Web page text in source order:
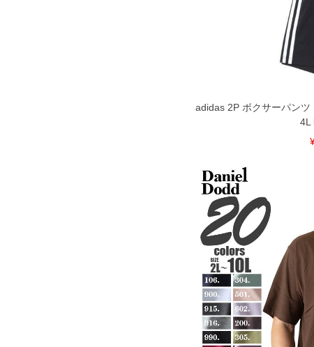
adidas 2P ボクサーパンツ
4L